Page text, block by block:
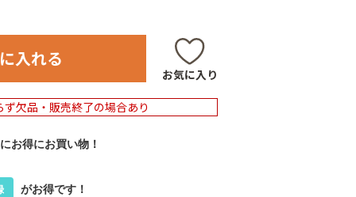
入れる
お気に入り
欠品・販売終了の場合あり
お得にお買い物！
がお得です！